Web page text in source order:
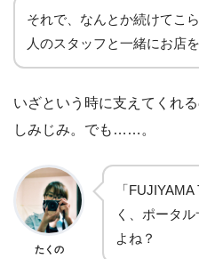
それで、なんとか続けてこ
人のスタッフと一緒にお店
いざという時に支えてくれ
しみじみ。でも……。
たくの
「
く、ポータ
よね？